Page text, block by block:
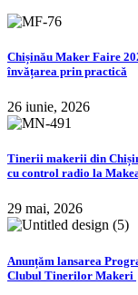
Chișinău Maker Faire
învățarea prin practică
26 iunie, 2026
Tinerii makerii din
cu control radio la
29 mai, 2026
Anunțăm lansarea
Clubul Tinerilor Makeri